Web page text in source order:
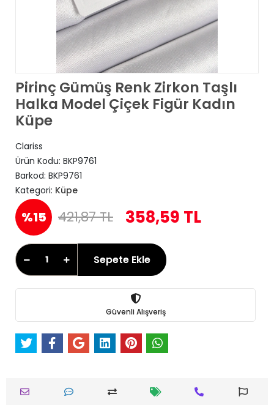
Pirinç Gümüş Renk Zirkon Taşlı
Halka Model Çiçek Figür Kadın
Küpe
Clariss
Ürün Kodu: BKP9761
Barkod: BKP9761
Kategori: Küpe
%15 421,87 TL 358,59 TL
Sepete Ekle
Güvenli Alışveriş